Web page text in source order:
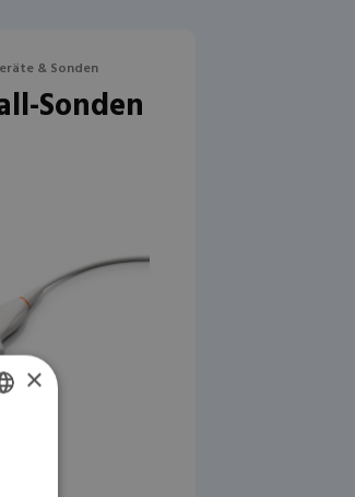
& Sonden
Sonden
×